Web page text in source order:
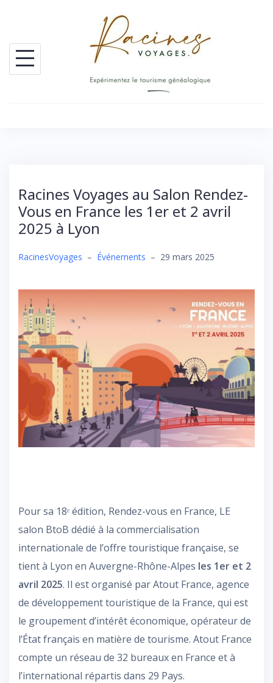
content
Racines Voyages au Salon Rendez-
Vous en France les 1er et 2 avril
2025 à Lyon
RacinesVoyages – Événements – 29 mars 2025
Pour sa 18ᵉ édition, Rendez-vous en France, LE
salon BtoB dédié à la commercialisation
internationale de l’offre touristique française, se
tient à Lyon en Auvergne-Rhône-Alpes les 1er et 2
avril 2025. Il est organisé par Atout France, agence
de développement touristique de la France, qui est
le groupement d’intérêt économique, opérateur de
l’État français en matière de tourisme. Atout France
compte un réseau de 32 bureaux en France et à
l’international répartis dans 29 Pays.